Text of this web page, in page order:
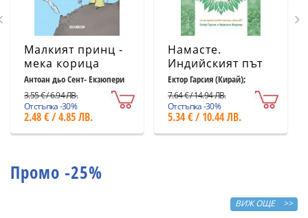
Малкият принц -
мека корица
светлосиня
Антоан дьо Сент- Екзюпери
3.55 € / 6.94 ЛВ.
Отстъпка -30%
2.48 € / 4.85 ЛВ.
Намасте.
Индийският път
към щастието,
удовлетворението
и успеха
Ектор Гарсия (Кирай);
7.64 € / 14.94 ЛВ.
Отстъпка -30%
5.34 € / 10.44 ЛВ.
Промо -25%
ВИЖ ОЩЕ >>